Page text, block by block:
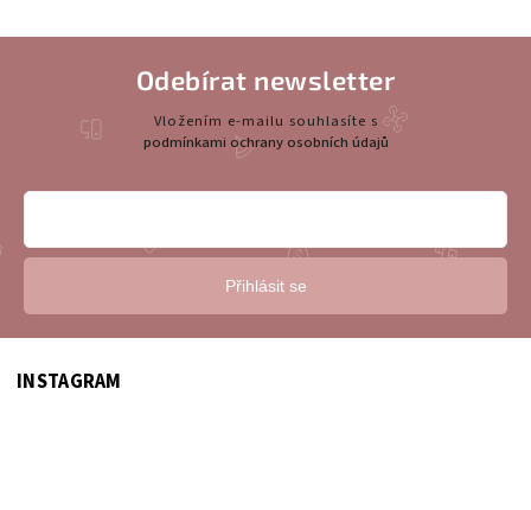
INSTAGRAM
Odebírat newsletter
Vložením e-mailu souhlasíte s
podmínkami ochrany osobních údajů
Přihlásit se